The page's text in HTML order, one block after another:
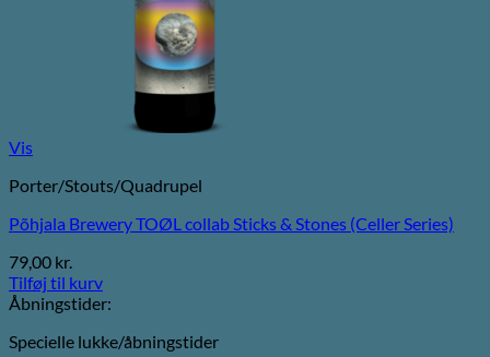
Vis
Porter/Stouts/Quadrupel
Põhjala Brewery TOØL collab Sticks & Stones (Celler Series)
79,00 kr.
Tilføj til kurv
Åbningstider:
Specielle lukke/åbningstider